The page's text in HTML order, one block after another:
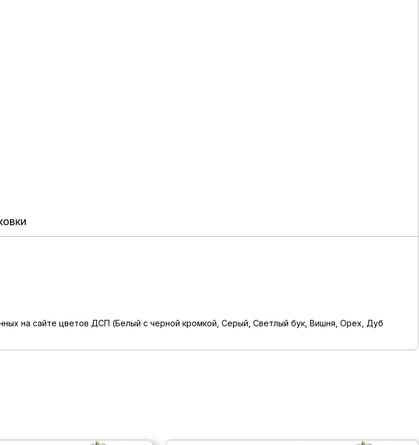
на сайте цветов ДСП (Белый с черной кромкой, Серый, Светлый бук, Вишня, Орех, Дуб